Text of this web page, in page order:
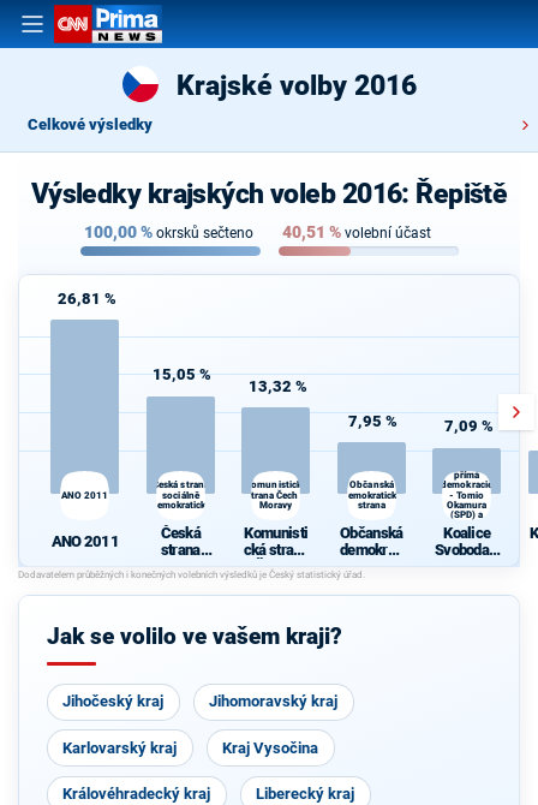
Krajské volby 2016
Celkové výsledky
Výsledky krajských voleb 2016: Řepiště
100,00% okrsků sečteno 40,51 % volební účast
26,81 %
ANO 2011
ANO 2011
15,05 %
Česká strana
sociálně
demokratická
Česká
strana
sociálně
demokrati
cká
13,32 %
Komunistická
strana Čech a
Moravy
Komunisti
cká strana
Čech a
Moravy
7,95 %
Občanská
demokratická
strana
Občanská
demokrati
cká strana
7,09 %
přímá
demokracie
- Tomio
Okamura
(SPD) a
Strana Práv
Občanů
Koalice
Svoboda a
přímá
e - Tomio
Jak se volilo ve vašem kraji?
Jihočeský kraj Jihomoravský kraj
Karlovarský kraj Kraj Vysočina
Královéhradecký kraj Liberecký kraj